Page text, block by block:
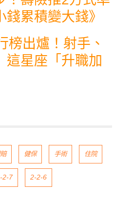
累積變大錢》
榜出爐！射手、
星座「升職加
健保 手術 住院
2-7 2-2-6